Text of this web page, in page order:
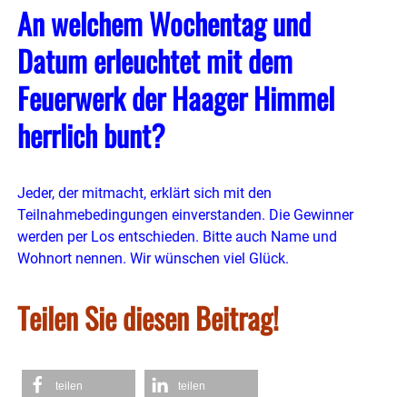
An welchem Wochentag und
Datum erleuchtet mit dem
Feuerwerk der Haager Himmel
herrlich bunt?
Jeder, der mitmacht, erklärt sich mit den
Teilnahmebedingungen einverstanden. Die Gewinner
werden per Los entschieden. Bitte auch Name und
Wohnort nennen. Wir wünschen viel Glück.
Teilen Sie diesen Beitrag!
teilen teilen